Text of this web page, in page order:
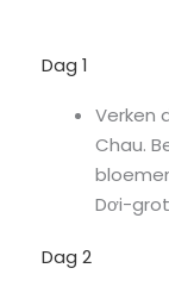
Dag 1
Verken
Chau.
Dơi-
Dag 2